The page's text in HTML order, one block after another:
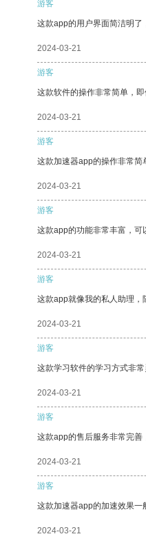
游客
这款app的用户界面简洁明了
2024-03-21
游客
这款软件的操作非常简单，即
2024-03-21
游客
这款加速器app的操作非常简
2024-03-21
游客
这款app的功能非常丰富，可
2024-03-21
游客
这款app就像我的私人助理，
2024-03-21
游客
这款学习软件的学习方式非
2024-03-21
游客
这款app的售后服务非常完善
2024-03-21
游客
这款加速器app的加速效果一
2024-03-21